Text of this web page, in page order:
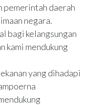
pemerintah daerah
negara.
bagi kelangsungan
kami mendukung
yang dihadapi